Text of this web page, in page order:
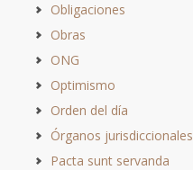
Obligaciones
Obras
ONG
Optimismo
Orden del día
Órganos jurisdiccionales
Pacta sunt servanda